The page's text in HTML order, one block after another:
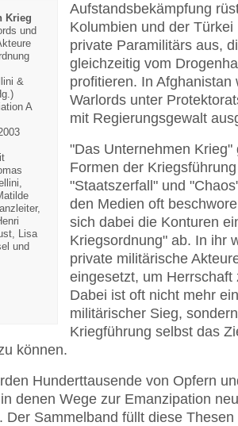
Krieg
und
&
A
Lisa
und
Aufstandsbekämpfung
Kolumbien und der Türkei
private Paramilitärs aus,
gleichzeitig vom
profitieren. In Afghanistan
Warlords unter
mit Regierungsgewalt
"Das Unternehmen Krieg"
Formen der
"Staatszerfall" und
den Medien oft
sich dabei die Konturen
Kriegsordnung" ab. In ihr
private militärische
eingesetzt, um Herrschaft
Dabei ist oft nicht mehr ein
militärischer Sieg,
Kriegführung selbst das
können.
Hunderttausende von Opfern
denen Wege zur Emanzipation
Der Sammelband füllt diese Thesen